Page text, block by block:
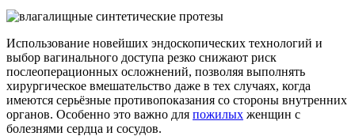
Использование новейших эндоскопических технологий и
выбор вагинального доступа резко снижают риск
послеоперационных осложнений, позволяя выполнять
хирургическое вмешательство даже в тех случаях, когда
имеются серьёзные противопоказания со стороны внутренних
органов. Особенно это важно для пожилых женщин с
болезнями сердца и сосудов.